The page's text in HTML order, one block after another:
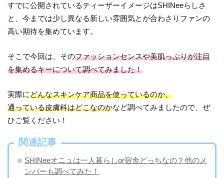
すでに公開されているティーザーイメージはSHINeeらしさ
と、今までは少し異なる新しい雰囲気とが合わさりファンの
高い期待を集めています。
そこで今回は、そのファッションセンスや美肌っぷりが注目
を集めるキーについて調べてみました！
実際にどんなスキンケア商品を使っているのか、
通っている皮膚科はどこなのかなど調べてみましたので、ぜ
ひご覧ください！
関連記事
​SHINeeオニュは一人暮らしor宿舎どっちなの？他のメ
ンバーも調べてみた！